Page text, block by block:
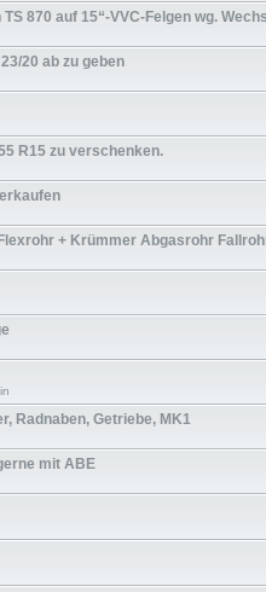
870 auf 15“-VVC-Felgen wg.
20 ab zu geben
R15 zu verschenken.
+ Krümmer Abgasrohr
Radnaben, Getriebe, MK1
mit ABE